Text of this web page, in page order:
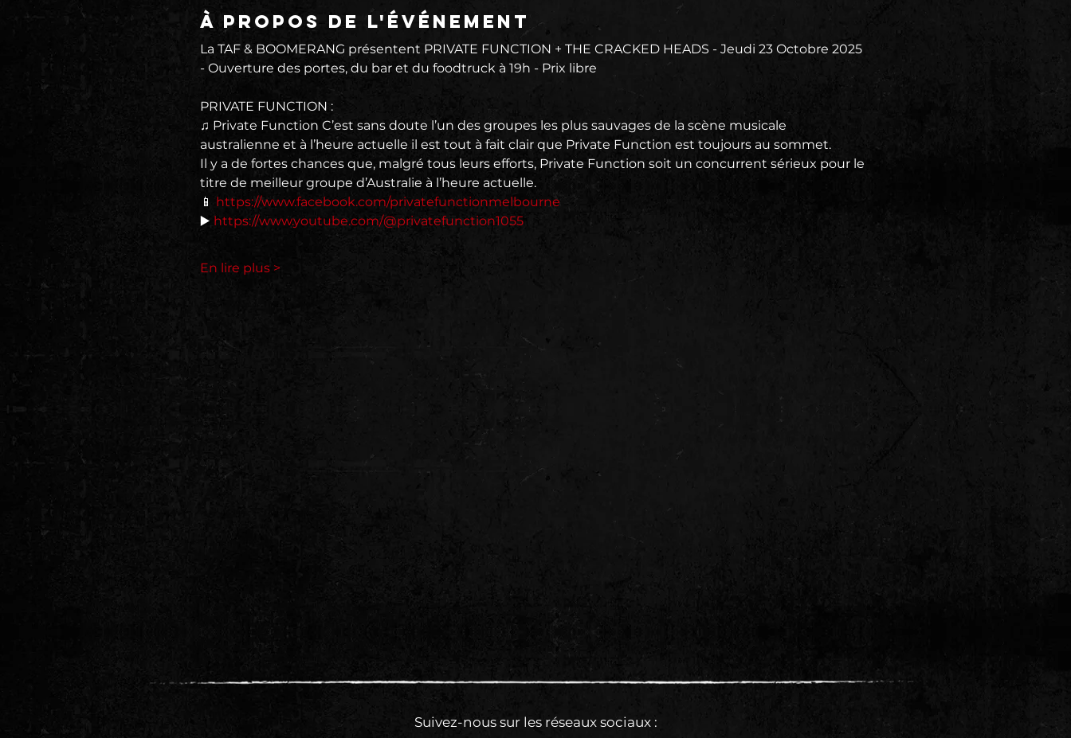
À propos de l'événement
La TAF & BOOMERANG présentent PRIVATE FUNCTION + THE CRACKED HEADS - Jeudi 23 Octobre 2025
- Ouverture des portes, du bar et du foodtruck à 19h - Prix libre
PRIVATE FUNCTION :
♫ Private Function C’est sans doute l’un des groupes les plus sauvages de la scène musicale
australienne et à l’heure actuelle il est tout à fait clair que Private Function est toujours au sommet.
Il y a de fortes chances que, malgré tous leurs efforts, Private Function soit un concurrent sérieux pour le
titre de meilleur groupe d’Australie à l’heure actuelle.
📱 https://www.facebook.com/privatefunctionmelbourne
▶️ https://www.youtube.com/@privatefunction1055
En lire plus >
Suivez-nous sur les réseaux sociaux :